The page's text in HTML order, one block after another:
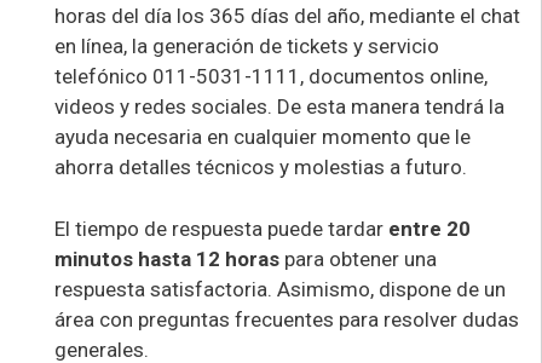
horas del día los 365 días del año, mediante el chat
en línea, la generación de tickets y servicio
telefónico 011-5031-1111, documentos online,
videos y redes sociales. De esta manera tendrá la
ayuda necesaria en cualquier momento que le
ahorra detalles técnicos y molestias a futuro.
El tiempo de respuesta puede tardar entre 20
minutos hasta 12 horas para obtener una
respuesta satisfactoria. Asimismo, dispone de un
área con preguntas frecuentes para resolver dudas
generales.